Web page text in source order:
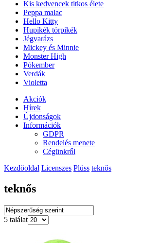
Kis kedvencek titkos élete
Peppa malac
Hello Kitty
Hupikék törpikék
Jégvarázs
Mickey és Minnie
Monster High
Pókember
Verdák
Violetta
Akciók
Hírek
Újdonságok
Információk
GDPR
Rendelés menete
Cégünkről
Kezdőoldal Licenszes Plüss teknős
teknős
5 találat